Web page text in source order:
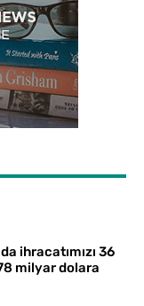
ihracatımızı 36
milyar dolara